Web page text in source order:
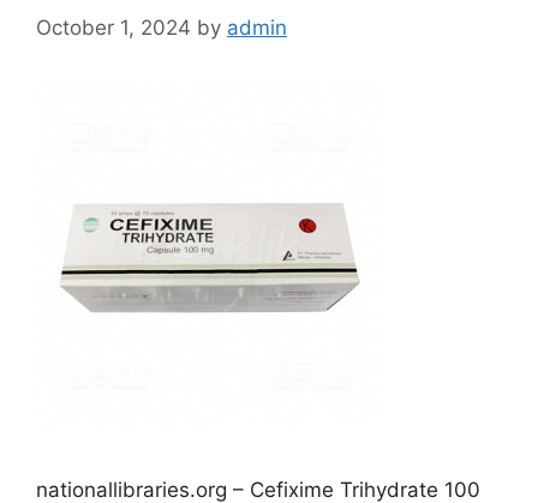
October 1, 2024 by admin
nationallibraries.org – Cefixime Trihydrate 100